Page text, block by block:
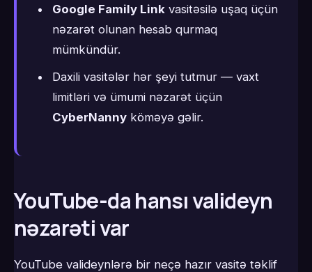
Google Family Linkvasitəsilə uşaq üçün
nəzarət olunan hesab qurmaq
mümkündür.
Daxili vasitələr hər şeyi tutmur — vaxt
limitləri və ümumi nəzarət üçün
CyberNannyköməyə gəlir.
YouTube-da hansı valideyn
nəzarəti var
YouTube valideynlərə bir neçə hazır vasitə təklif